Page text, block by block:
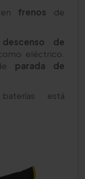
frenos de
descenso de
eléctrico.
parada de
está